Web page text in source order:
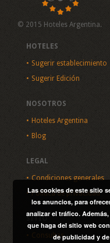
© 2015 Hoteles Argentina.
HOTELES
Sugerir establecimiento
Sugerir Edición
NOSOTROS
Hoteles Argentina
Blog
LEGAL
Condiciones generales
Política de privacidad
SITIO
Consultas
Las cookies de este sitio
los anuncios, para
analizar el tráfico.
que haga del sitio web
de publicidad y